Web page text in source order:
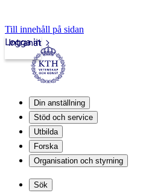
Till innehåll på sidan
Intranät
Logga in
Din anställning
Stöd och service
Utbilda
Forska
Organisation och styrning
Sök